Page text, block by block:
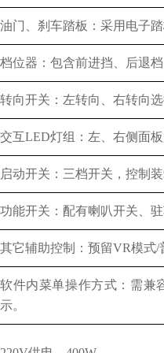
油门、刹车踏板：采用电子
档位器：包含前进挡、后退档
转向开关：左转向、右转向选
交互LED灯组：左、右侧面
启动开关：三档开关，控制
功能开关：配有喇叭开关、
其它辅助控制：预留VR模式/
软件内菜单操作方式：需兼
示。